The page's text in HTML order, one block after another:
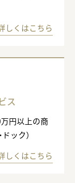
しくはこちら
ス
円以上の商
ック）
しくはこちら